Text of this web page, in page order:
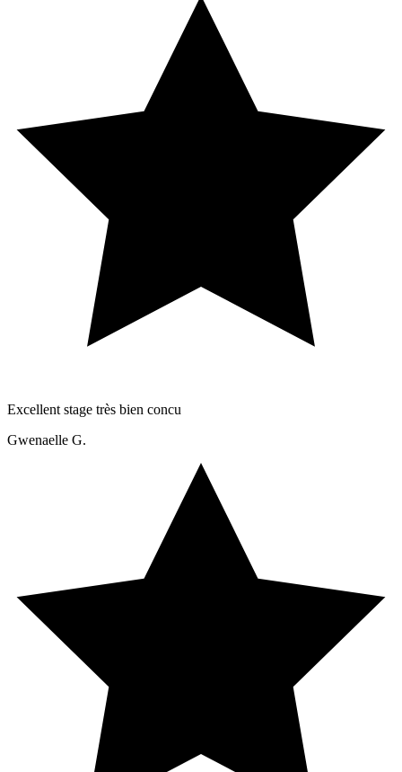
Excellent stage très bien concu
Gwenaelle G.